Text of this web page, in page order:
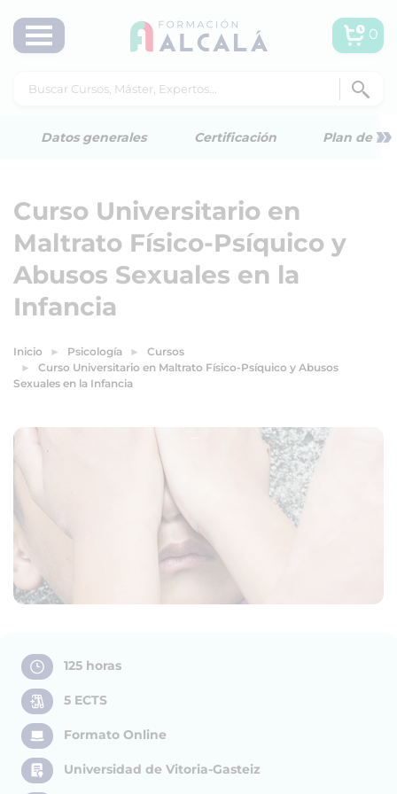
0
Datos generales Certificación Plan de »
Curso Universitario en
Maltrato Físico-Psíquico y
Abusos Sexuales en la
Infancia
Inicio Psicología
Cursos
Curso Universitario en Maltrato Físico-Psíquico y Abusos
Sexuales en la Infancia
125 horas
5 ECTS
Formato Online
Universidad de Vitoria-Gasteiz